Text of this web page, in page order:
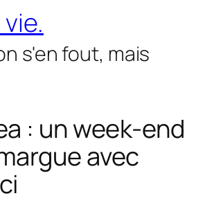
s'en fout, mais
: un week-end
avec